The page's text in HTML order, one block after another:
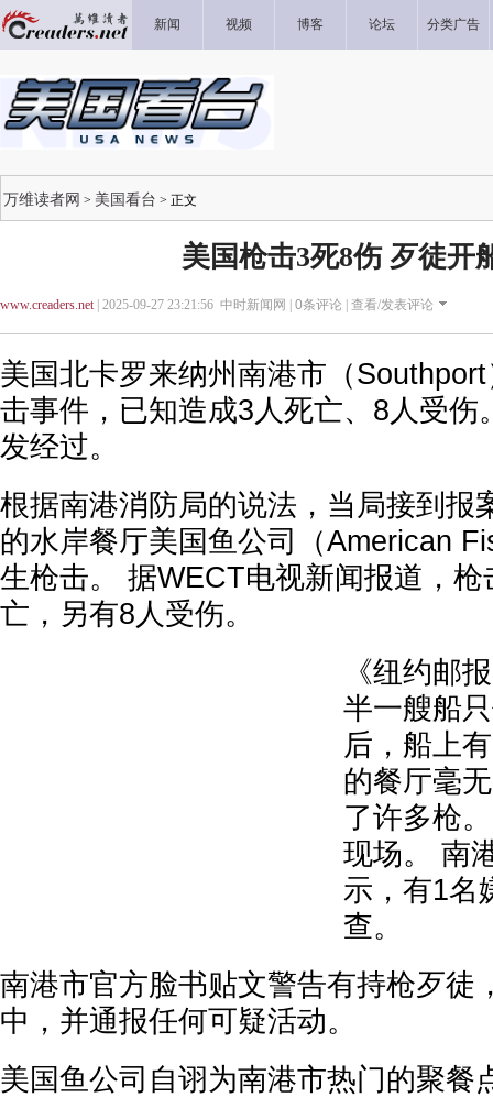
新闻 视频 博客 论坛 分类广告
万维读者网 > 美国看台 > 正文
美国枪击3死8伤 歹徒开
www.creaders.net| 2025-09-27 23:21:56 中时新闻网 | 0条评论 | 查看/发表评论
美国北卡罗来纳州南港市（
击事件，已知造成3人死亡、8人受伤
发经过。
根据南港消防局的说法，当局接到报
的水岸餐厅美国鱼公司（American
生枪击。 据WECT电视新闻报道，
亡，另有8人受伤。
《纽约邮
半一艘船
后，船上
的餐厅毫
了许多枪
现场。 南
示，有1名
查。
南港市官方脸书贴文警告有持枪歹徒
中，并通报任何可疑活动。
美国鱼公司自诩为南港市热门的聚餐